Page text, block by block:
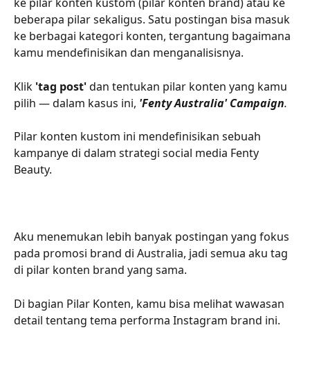
beberapa pilar sekaligus. Satu postingan bisa masuk
ke berbagai kategori konten, tergantung bagaimana
kamu mendefinisikan dan menganalisisnya.
Klik 'tag post' dan tentukan pilar konten yang kamu
pilih — dalam kasus ini, 'Fenty Australia' Campaign.
Pilar konten kustom ini mendefinisikan sebuah
kampanye di dalam strategi social media Fenty
Beauty.
Aku menemukan lebih banyak postingan yang fokus
pada promosi brand di Australia, jadi semua aku tag
di pilar konten brand yang sama.
Di bagian Pilar Konten, kamu bisa melihat wawasan
detail tentang tema performa Instagram brand ini.